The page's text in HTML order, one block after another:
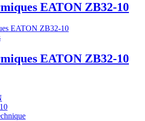
EATON ZB32-10
EATON ZB32-10